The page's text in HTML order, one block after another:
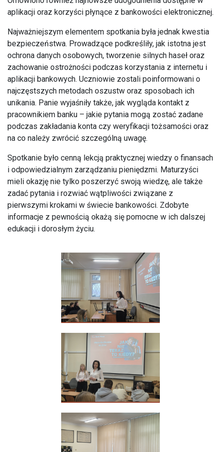
aplikacji oraz korzyści płynące z bankowości elektronicznej.
Najważniejszym elementem spotkania była jednak kwestia
bezpieczeństwa. Prowadzące podkreśliły, jak istotna jest
ochrona danych osobowych, tworzenie silnych haseł oraz
zachowanie ostrożności podczas korzystania z internetu i
aplikacji bankowych. Uczniowie zostali poinformowani o
najczęstszych metodach oszustw oraz sposobach ich
unikania. Panie wyjaśniły także, jak wygląda kontakt z
pracownikiem banku – jakie pytania mogą zostać zadane
podczas zakładania konta czy weryfikacji tożsamości oraz
na co należy zwrócić szczególną uwagę.
Spotkanie było cenną lekcją praktycznej wiedzy o finansach
i odpowiedzialnym zarządzaniu pieniędzmi. Maturzyści
mieli okazję nie tylko poszerzyć swoją wiedzę, ale także
zadać pytania i rozwiać wątpliwości związane z
pierwszymi krokami w świecie bankowości. Zdobyte
informacje z pewnością okażą się pomocne w ich dalszej
edukacji i dorosłym życiu.